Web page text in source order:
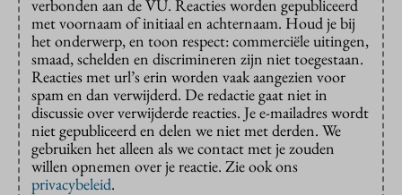
verbonden aan de VU. Reacties worden gepubliceerd
met voornaam of initiaal en achternaam. Houd je bij
het onderwerp, en toon respect: commerciële uitingen,
smaad, schelden en discrimineren zijn niet toegestaan.
Reacties met url’s erin worden vaak aangezien voor
spam en dan verwijderd. De redactie gaat niet in
discussie over verwijderde reacties. Je e-mailadres wordt
niet gepubliceerd en delen we niet met derden. We
gebruiken het alleen als we contact met je zouden
willen opnemen over je reactie. Zie ook ons
privacybeleid.